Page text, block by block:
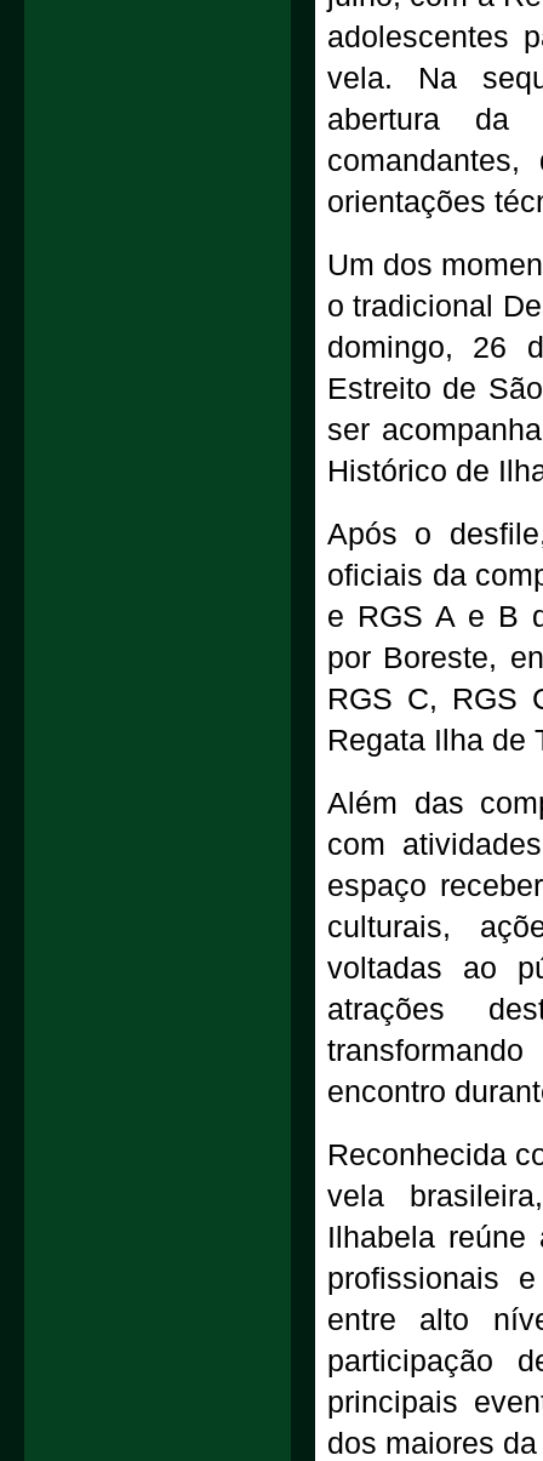
adolescentes
vela. Na
abertura da
orientações
Um dos
o tradicional
domingo, 26
Estreito de
ser
Histórico de
Após o
oficiais da
e RGS A e B
por Boreste,
RGS C, RGS
Regata Ilha de
Além das
com
espaço
culturais,
voltadas ao
atrações
encontro
Reconhecida
vela
Ilhabela reúne
profissionais
entre alto
participação
principais
dos maiores